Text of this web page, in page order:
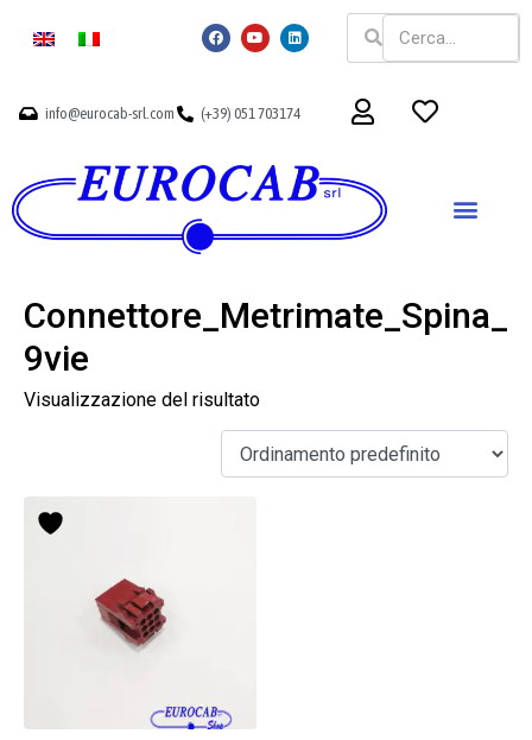
info@eurocab-srl.com (+39) 051 703174
Connettore_Metrimate_Spina_
9vie
Visualizzazione del risultato